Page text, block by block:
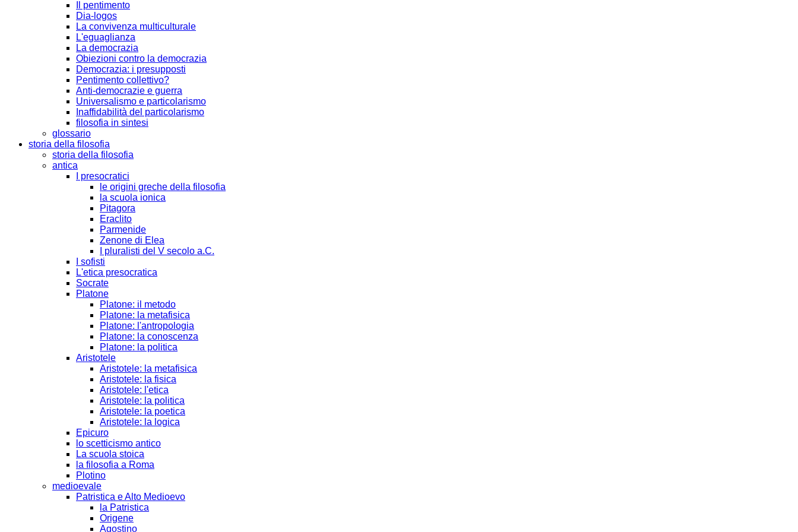
Il pentimento
Dia-logos
La convivenza multiculturale
L'eguaglianza
La democrazia
Obiezioni contro la democrazia
Democrazia: i presupposti
Pentimento collettivo?
Anti-democrazie e guerra
Universalismo e particolarismo
Inaffidabilità del particolarismo
filosofia in sintesi
glossario
storia della filosofia
storia della filosofia
antica
I presocratici
le origini greche della filosofia
la scuola ionica
Pitagora
Eraclito
Parmenide
Zenone di Elea
I pluralisti del V secolo a.C.
I sofisti
L'etica presocratica
Socrate
Platone
Platone: il metodo
Platone: la metafisica
Platone: l'antropologia
Platone: la conoscenza
Platone: la politica
Aristotele
Aristotele: la metafisica
Aristotele: la fisica
Aristotele: l'etica
Aristotele: la politica
Aristotele: la poetica
Aristotele: la logica
Epicuro
lo scetticismo antico
La scuola stoica
la filosofia a Roma
Plotino
medioevale
Patristica e Alto Medioevo
la Patristica
Origene
Agostino